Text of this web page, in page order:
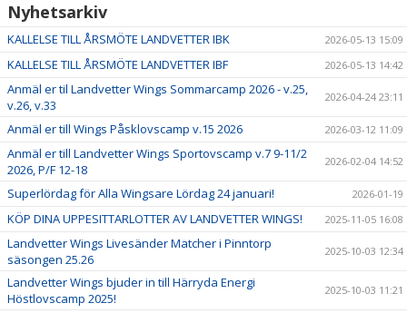
Nyhetsarkiv
KALLELSE TILL ÅRSMÖTE LANDVETTER IBK 2026-05-13 15:09
KALLELSE TILL ÅRSMÖTE LANDVETTER IBF 2026-05-13 14:42
Anmäl er til Landvetter Wings Sommarcamp 2026 - v.25,
v.26, v.33
2026-04-24 23:11
Anmäl er till Wings Påsklovscamp v.15 2026 2026-03-12 11:09
Anmäl er till Landvetter Wings Sportovscamp v.7 9-11/2
2026, P/F 12-18
2026-02-04 14:52
Superlördag för Alla Wingsare Lördag 24 januari! 2026-01-19
KÖP DINA UPPESITTARLOTTER AV LANDVETTER WINGS! 2025-11-05 16:08
Landvetter Wings Livesänder Matcher i Pinntorp
säsongen 25.26
2025-10-03 12:34
Landvetter Wings bjuder in till Härryda Energi
Höstlovscamp 2025!
2025-10-03 11:21